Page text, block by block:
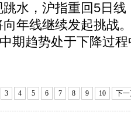
水，沪指重回5日
年线继续发起挑战
期趋势处于下降过
3 4 5 6 7 8 9 10 下